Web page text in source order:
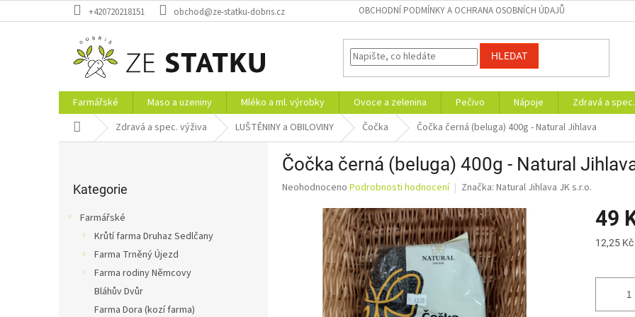
na
+420720218151 obchod@ze-statku-dobris.cz OBCHODNÍ PODMÍNKY A OCHRANA OSOBNÍCH ÚDAJŮ
HLEDAT
Farmářské Maso a uzeniny Mléko a ml. výrobky Ovoce a zelenina Pečivo Nápoje Zdravá a
Domů Zdravá a spec. výživa LUŠTĚNINY a OBILOVINY Čočka Čočka černá (beluga) 400g - Natural Jihlava
kategorie
Kategorie
Farmářské
Krůtí farma Druhaz Sedlčany
Farma Trněný Újezd
Farma rodiny Němcovy
Bláhův Dvůr
Farma Dora (kozí farma)
Čočka černá (beluga) 400g - Natural
Průměrné
hvězdiček.
Neohodnoceno Podrobnosti hodnocení Značka: Natural Jihlava JK s.r.o.
49
Měrná
12,25